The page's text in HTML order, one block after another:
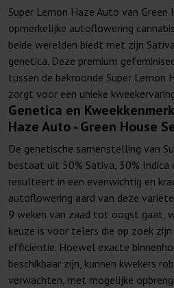
Super Lemon Haze Auto van Green
opmerkelijke autoflowering
beide werelden biedt met zijn
genetica. Deze premium
tussen de bekroonde Super Lemon
zorgt voor een unieke
Genetica en
Haze Auto - Green House
De genetische samenstelling van
bestaat uit 50% Sativa, 30% Indica
resulteert in een evenwichtig en
autoflowering aard van deze
9 weken van zaad tot oogst gaat,
keuze is voor telers die op zoek zijn
efficiëntie. Hoewel exacte
beschikbaar zijn, kunnen kwekers
verwachten, met mogelijke